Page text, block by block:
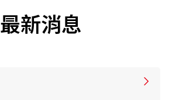
最新消息